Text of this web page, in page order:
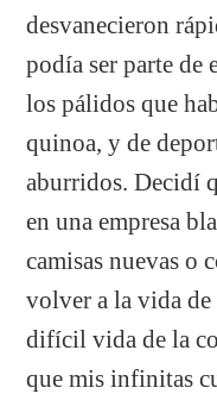
desvanecieron
podía ser parte de
los pálidos que
quinoa, y de
aburridos. Decidí
en una empresa
camisas nuevas o
volver a la vida de
difícil vida de la
que mis infinitas